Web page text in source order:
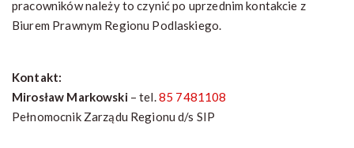
pracowników należy to czynić po uprzednim kontakcie z
Biurem Prawnym Regionu Podlaskiego.
Kontakt:
Mirosław Markowski– tel.85 7481108
Pełnomocnik Zarządu Regionu d/s SIP